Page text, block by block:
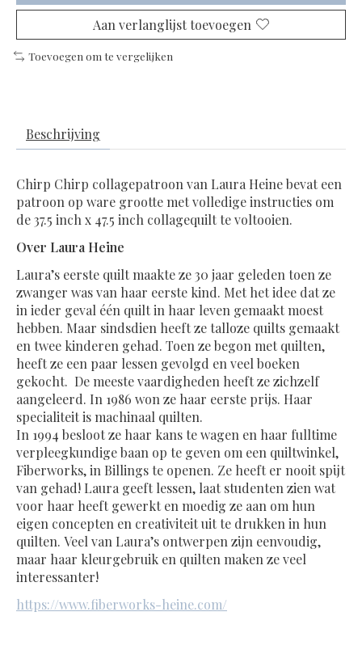
Aan verlanglijst toevoegen
Toevoegen om te vergelijken
Beschrijving
Chirp Chirp collagepatroon van Laura Heine bevat een
patroon op ware grootte met volledige instructies om
de 37.5 inch x 47.5 inch collagequilt te voltooien.
Over Laura Heine
Laura’s eerste quilt maakte ze 30 jaar geleden toen ze
zwanger was van haar eerste kind. Met het idee dat ze
in ieder geval één quilt in haar leven gemaakt moest
hebben. Maar sindsdien heeft ze talloze quilts gemaakt
en twee kinderen gehad. Toen ze begon met quilten,
heeft ze een paar lessen gevolgd en veel boeken
gekocht. De meeste vaardigheden heeft ze zichzelf
aangeleerd. In 1986 won ze haar eerste prijs. Haar
specialiteit is machinaal quilten.
In 1994 besloot ze haar kans te wagen en haar fulltime
verpleegkundige baan op te geven om een ​​quiltwinkel,
Fiberworks, in Billings te openen. Ze heeft er nooit spijt
van gehad! Laura geeft lessen, laat studenten zien wat
voor haar heeft gewerkt en moedig ze aan om hun
eigen concepten en creativiteit uit te drukken in hun
quilten. Veel van Laura’s ontwerpen zijn eenvoudig,
maar haar kleurgebruik en quilten maken ze veel
interessanter!
https://www.fiberworks-heine.com/